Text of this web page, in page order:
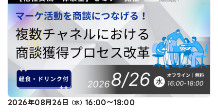
2026年08月26日 （水） 16:00～18:00